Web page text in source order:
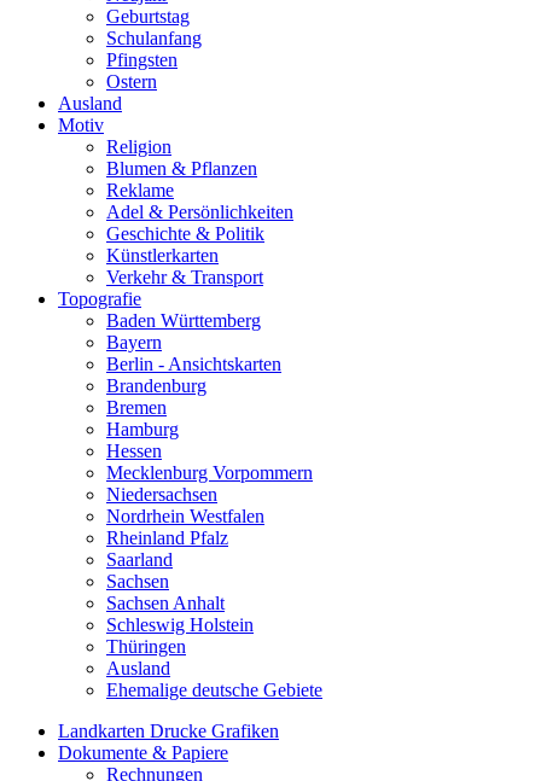
Geburtstag
Schulanfang
Pfingsten
Ostern
Ausland
Motiv
Religion
Blumen & Pflanzen
Reklame
Adel & Persönlichkeiten
Geschichte & Politik
Künstlerkarten
Verkehr & Transport
Topografie
Baden Württemberg
Bayern
Berlin - Ansichtskarten
Brandenburg
Bremen
Hamburg
Hessen
Mecklenburg Vorpommern
Niedersachsen
Nordrhein Westfalen
Rheinland Pfalz
Saarland
Sachsen
Sachsen Anhalt
Schleswig Holstein
Thüringen
Ausland
Ehemalige deutsche Gebiete
Landkarten Drucke Grafiken
Dokumente & Papiere
Rechnungen